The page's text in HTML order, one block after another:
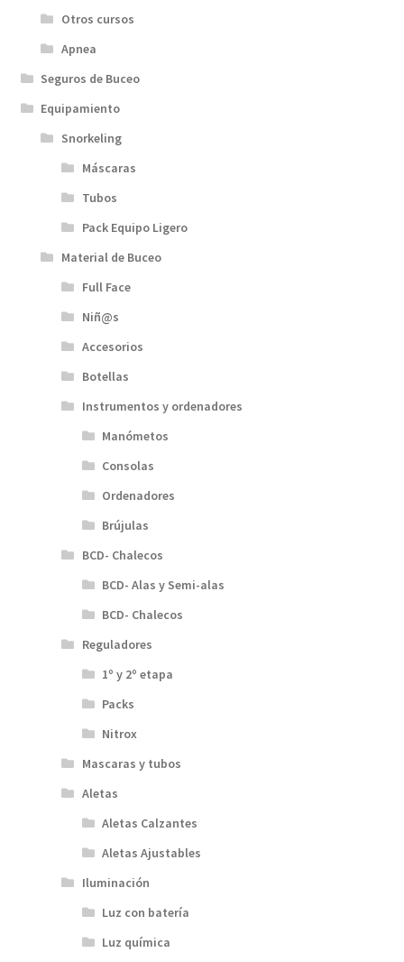
Otros cursos
Apnea
Seguros de Buceo
Equipamiento
Snorkeling
Máscaras
Tubos
Pack Equipo Ligero
Material de Buceo
Full Face
Niñ@s
Accesorios
Botellas
Instrumentos y ordenadores
Manómetos
Consolas
Ordenadores
Brújulas
BCD- Chalecos
BCD- Alas y Semi-alas
BCD- Chalecos
Reguladores
1º y 2º etapa
Packs
Nitrox
Mascaras y tubos
Aletas
Aletas Calzantes
Aletas Ajustables
Iluminación
Luz con batería
Luz química